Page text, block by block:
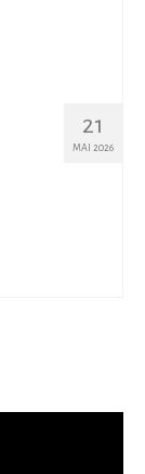
21
MAI 2026